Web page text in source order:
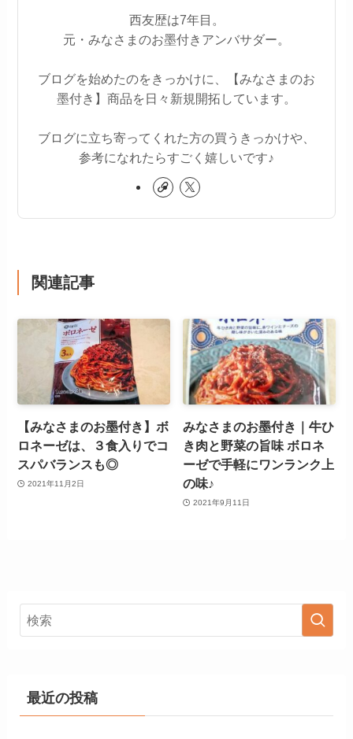
西友歴は7年目。
元・みなさまのお墨付きアンバサダー。
ブログを始めたのをきっかけに、【みなさまのお
墨付き】商品を日々新規開拓しています。
ブログに立ち寄ってくれた方の買うきっかけや、
参考になれたらすごく嬉しいです♪
関連記事
【みなさまのお墨付き】ボ
ロネーゼは、３食入りでコ
スパバランスも◎
2021年11月2日
みなさまのお墨付き｜牛ひ
き肉と野菜の旨味 ボロネ
ーゼで手軽にワンランク上
の味♪
2021年9月11日
最近の投稿